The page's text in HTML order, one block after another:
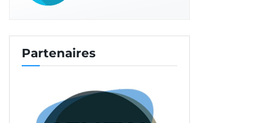
Il faut soit de l’expérience acquise en entreprise,
soit passer par la formation. Nous préparons le
référentiel qui permettra de valider les
Pour les nouveaux entrants, il faudra passer par la
formation. Ceci, permettra de garantir la qualité de
Partenaires